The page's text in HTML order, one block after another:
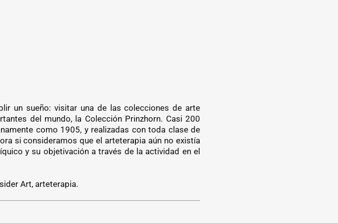
un sueño: visitar una de las colecciones de arte
del mundo, la Colección Prinzhorn. Casi 200
como 1905, y realizadas con toda clase de
si consideramos que el arteterapia aún no existía
y su objetivación a través de la actividad en el
Art, arteterapia.